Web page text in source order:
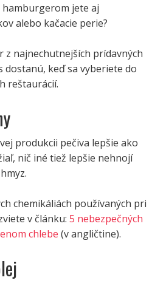
hamburgerom jete aj
alebo kačacie perie?
z najnechutnejších prídavných
dostanú, keď sa vyberiete do
reštaurácií.
produkcii pečiva lepšie ako
nič iné tiež lepšie nehnojí
chemikáliách používaných pri
v článku: 5 nebezpečných
chlebe (v angličtine).